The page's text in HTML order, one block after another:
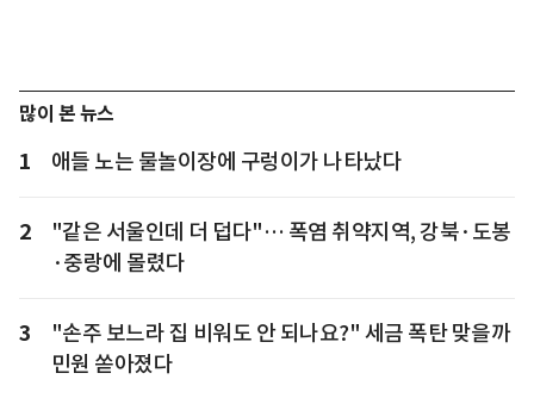
많이 본 뉴스
1 애들 노는 물놀이장에 구렁이가 나타났다
2
"같은 서울인데 더 덥다"… 폭염 취약지역, 강북·도봉
·중랑에 몰렸다
3
"손주 보느라 집 비워도 안 되나요?" 세금 폭탄 맞을까
민원 쏟아졌다